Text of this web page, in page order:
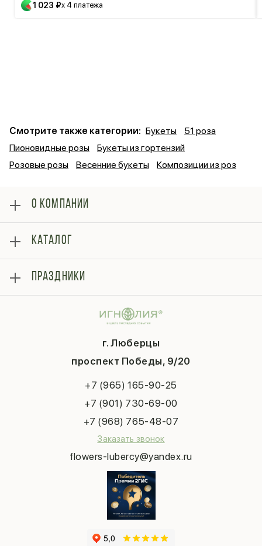
1 023 ₽x 4 платежа
Смотрите также категории: Букеты
51 роза
Пионовидные розы
Букеты из гортензий
Розовые розы
Весенние букеты Композиции из роз
г. Люберцы
проспект Победы, 9/20
+7 (965) 165-90-25
+7 (901) 730-69-00
+7 (968) 765-48-07
Заказать звонок
flowers-lubercy@yandex.ru
О КОМПАНИИ
Оплата
Отзывы
Блог
Гарантии
Контакты
Публичная оферта
КАТАЛОГ
Букеты
Композиции
ПРАЗДНИКИ
Последний звонок